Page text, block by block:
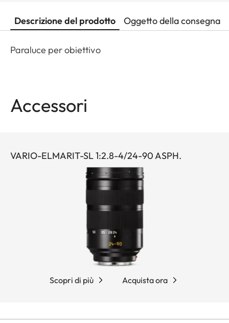
Descrizione del prodotto Oggetto della consegna
Paraluce per obiettivo
Accessori
VARIO-ELMARIT-SL 1:2.8-4/24-90 ASPH.
Scopri di più Acquista ora